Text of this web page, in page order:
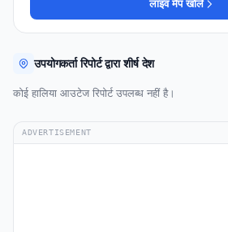
लाइव मैप खोलें
उपयोगकर्ता रिपोर्ट द्वारा शीर्ष देश
कोई हालिया आउटेज रिपोर्ट उपलब्ध नहीं है।
ADVERTISEMENT